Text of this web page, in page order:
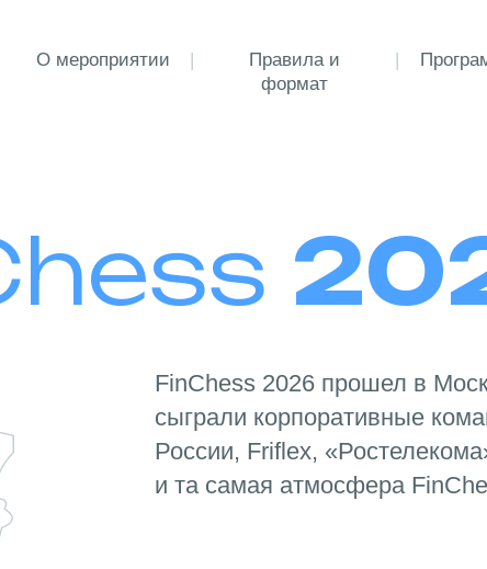
О мероприятии |
Правила и
| Программа |
FinChess 2026 прошел в
сыграли корпоративные
России, Friflex,
и та самая атмосфера